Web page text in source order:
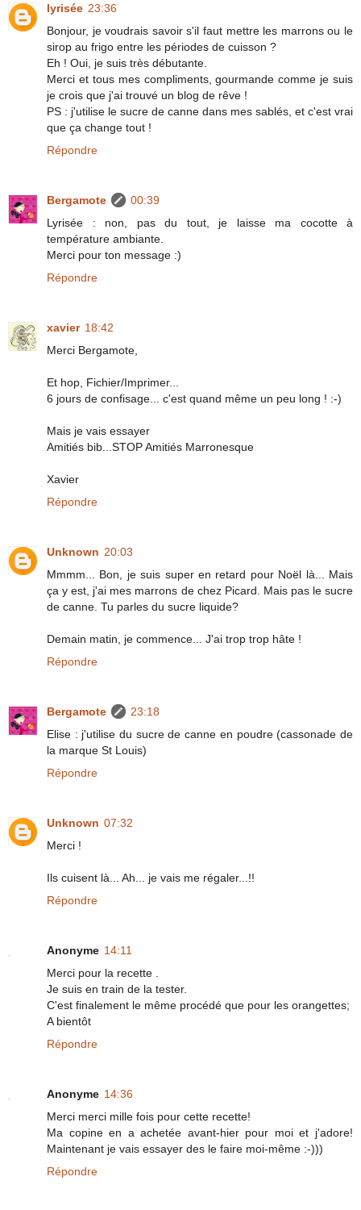
lyrisée 23:36
Bonjour, je voudrais savoir s'il faut mettre les marrons ou le
sirop au frigo entre les périodes de cuisson ?
Eh ! Oui, je suis très débutante.
Merci et tous mes compliments, gourmande comme je suis
je crois que j'ai trouvé un blog de rêve !
PS : j'utilise le sucre de canne dans mes sablés, et c'est vrai
que ça change tout !
Répondre
Bergamote
00:39
Lyrisée : non, pas du tout, je laisse ma cocotte à
température ambiante.
Merci pour ton message :)
Répondre
xavier 18:42
Merci Bergamote,
Et hop, Fichier/Imprimer...
6 jours de confisage... c'est quand même un peu long ! :-)
Mais je vais essayer
Amitiés bib...STOP Amitiés Marronesque
Xavier
Répondre
Unknown 20:03
Mmmm... Bon, je suis super en retard pour Noël là... Mais
ça y est, j'ai mes marrons de chez Picard. Mais pas le sucre
de canne. Tu parles du sucre liquide?
Demain matin, je commence... J'ai trop trop hâte !
Répondre
Bergamote
23:18
Elise : j'utilise du sucre de canne en poudre (cassonade de
la marque St Louis)
Répondre
Unknown 07:32
Merci !
Ils cuisent là... Ah... je vais me régaler...!!
Répondre
Anonyme 14:11
Merci pour la recette .
Je suis en train de la tester.
C'est finalement le même procédé que pour les orangettes;
A bientôt
Répondre
Anonyme 14:36
Merci merci mille fois pour cette recette!
Ma copine en a achetée avant-hier pour moi et j'adore!
Maintenant je vais essayer des le faire moi-même :-)))
Répondre